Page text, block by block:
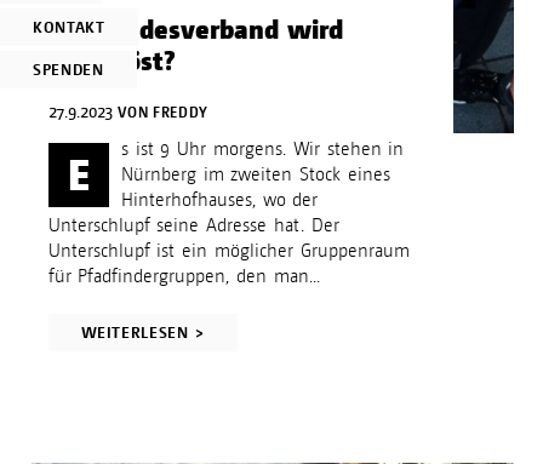
KONTAKT
SPENDEN
Der Landesverband wird
aufgelöst?
27.9.2023 VON FREDDY
E
s ist 9 Uhr morgens. Wir stehen in
Nürnberg im zweiten Stock eines
Hinterhofhauses, wo der
Unterschlupf seine Adresse hat. Der
Unterschlupf ist ein möglicher Gruppenraum
für Pfadfindergruppen, den man...
WEITERLESEN >